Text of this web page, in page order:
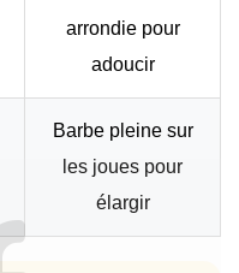
arrondie pour
adoucir
Barbe pleine sur
les joues pour
élargir